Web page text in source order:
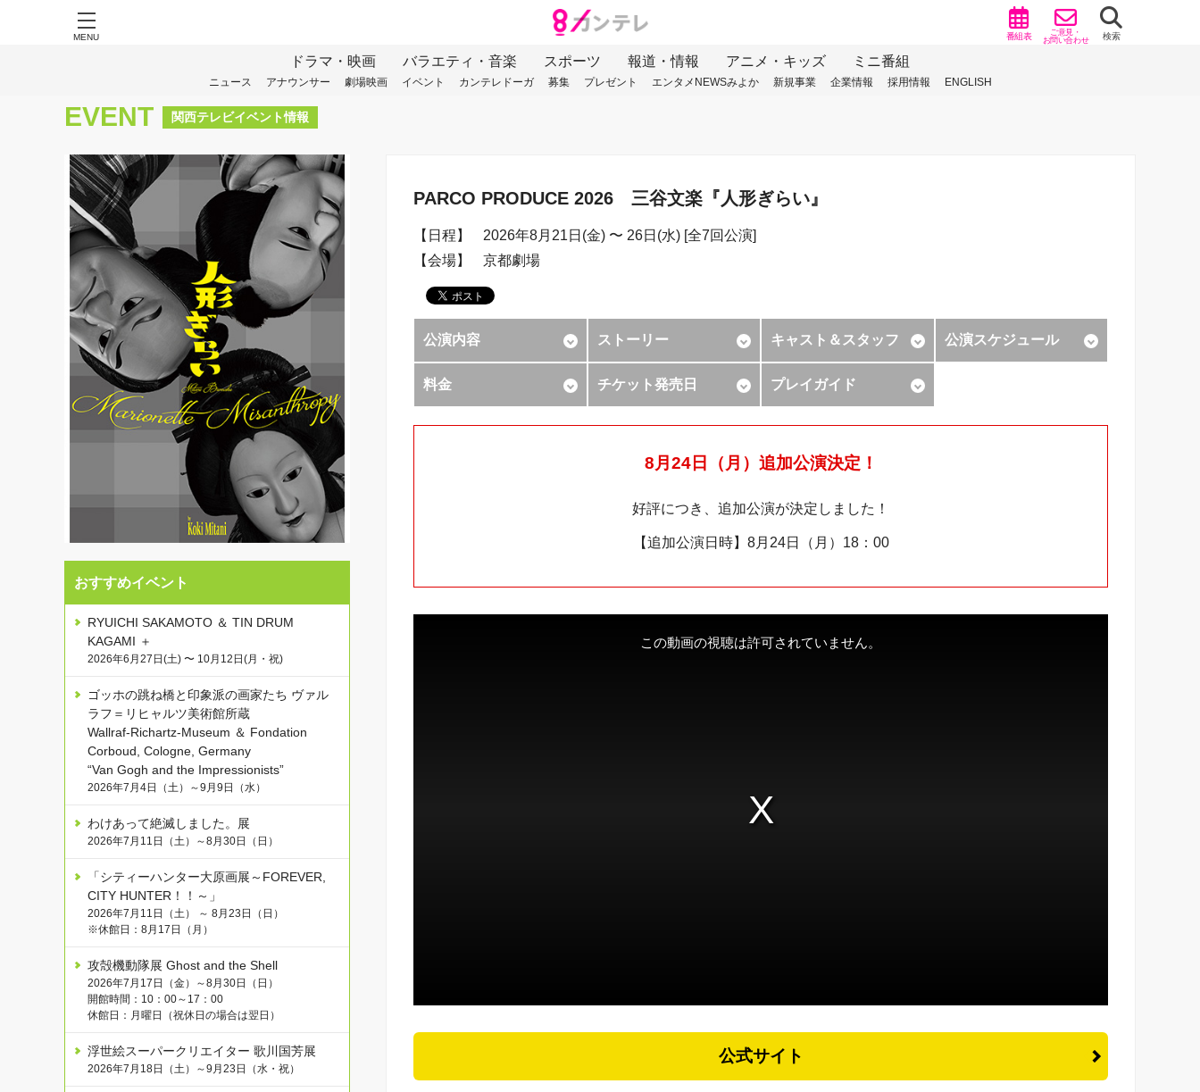
MENU 番組表 ご意見・
お問い合わせ 検索
ドラマ・映画 バラエティ・音楽 スポーツ 報道・情報 アニメ・キッズ ミニ番組
ニュース アナウンサー 劇場映画 イベント カンテレドーガ 募集 プレゼント エンタメNEWSみよか 新規事業 企業情報 採用情報 ENGLISH
EVENT 関西テレビイベント情報
PARCO PRODUCE 2026 三谷文楽『人形ぎらい』
日程
2026年8月21日(金) 〜 26日(水) [全7回公演]
会場
京都劇場
公演内容 ストーリー キャスト＆スタッフ 公演スケジュール
料金 チケット発売日 プレイガイド
8月24日（月）追加公演決定！
好評につき、追加公演が決定しました！
【追加公演日時】8月24日（月）18：00
公式サイト
おすすめイベント
RYUICHI SAKAMOTO ＆ TIN DRUM
KAGAMI ＋
2026年6月27日(土) 〜 10月12日(月・祝)
ゴッホの跳ね橋と印象派の画家たち ヴァル
ラフ＝リヒャルツ美術館所蔵
Wallraf-Richartz-Museum ＆ Fondation
Corboud, Cologne, Germany
“Van Gogh and the Impressionists”
2026年7月4日（土）～9月9日（水）
わけあって絶滅しました。展
2026年7月11日（土）～8月30日（日）
「シティーハンター大原画展～FOREVER,
CITY HUNTER！！～」
2026年7月11日（土） ～ 8月23日（日）
※休館日：8月17日（月）
攻殻機動隊展 Ghost and the Shell
2026年7月17日（金）～8月30日（日）
開館時間：10：00～17：00
休館日：月曜日（祝休日の場合は翌日）
浮世絵スーパークリエイター 歌川国芳展
2026年7月18日（土）～9月23日（水・祝）